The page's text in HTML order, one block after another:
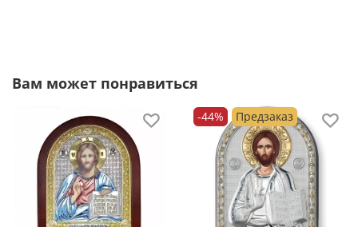
Не требует специального ухода
Икона не требует чистки специальными средствами.
Она не темнеет от времени. Достаточно просто
смахивать с нее пыль мягкой тканью и беречь от
царапин. И икона будет радовать красотой и
блеском долгие годы.
Вам может понравиться
-44% Предзаказ